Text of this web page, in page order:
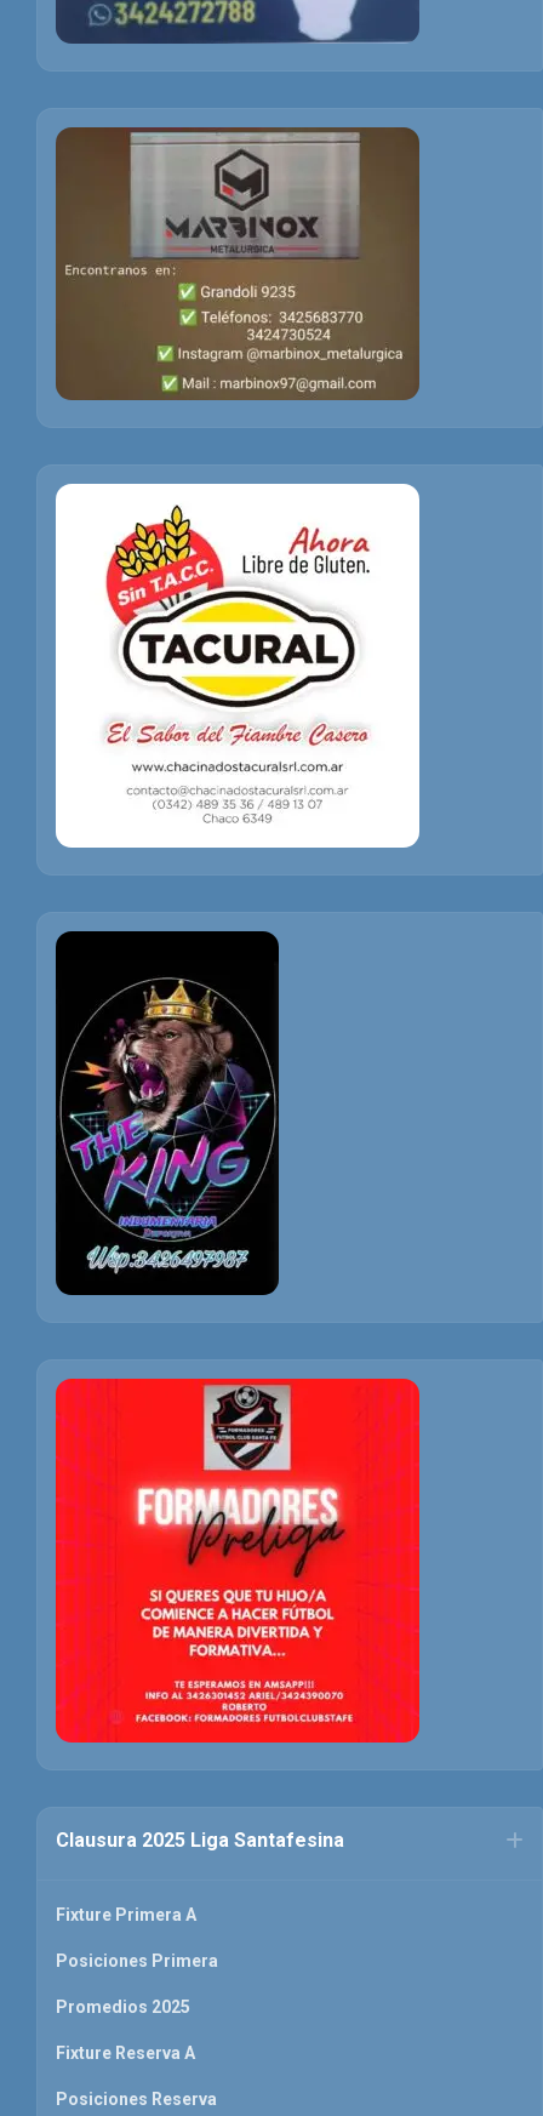
Clausura 2025 Liga Santafesina
Fixture Primera A
Posiciones Primera
Promedios 2025
Fixture Reserva A
Posiciones Reserva